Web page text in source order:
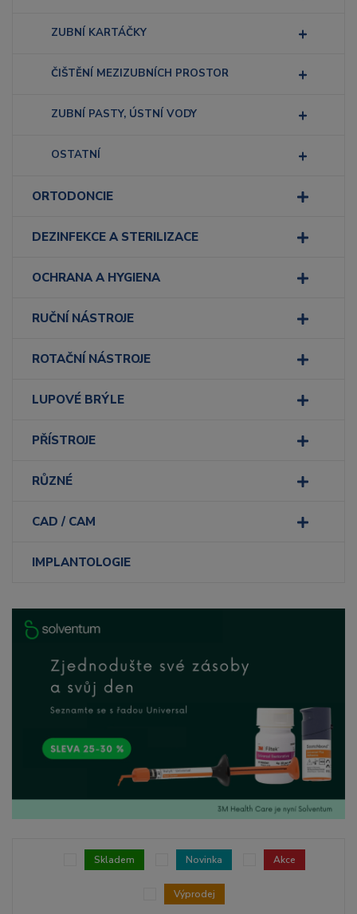
ZUBNÍ KARTÁČKY
ČIŠTĚNÍ MEZIZUBNÍCH PROSTOR
ZUBNÍ PASTY, ÚSTNÍ VODY
OSTATNÍ
ORTODONCIE
DEZINFEKCE A STERILIZACE
OCHRANA A HYGIENA
RUČNÍ NÁSTROJE
ROTAČNÍ NÁSTROJE
LUPOVÉ BRÝLE
PŘÍSTROJE
RŮZNÉ
CAD / CAM
IMPLANTOLOGIE
Skladem Novinka Akce
Výprodej